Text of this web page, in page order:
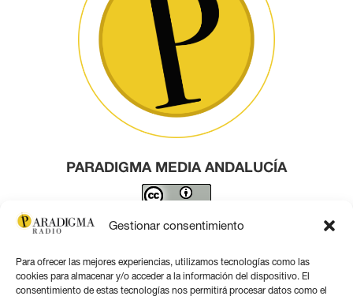
Gestionar consentimiento
Para ofrecer las mejores experiencias, utilizamos tecnologías como las
cookies para almacenar y/o acceder a la información del dispositivo. El
consentimiento de estas tecnologías nos permitirá procesar datos como el
PARADIGMA MEDIA ANDALUCÍA
Este obra está bajo una licencia de Creative Commons
Contacto por correo